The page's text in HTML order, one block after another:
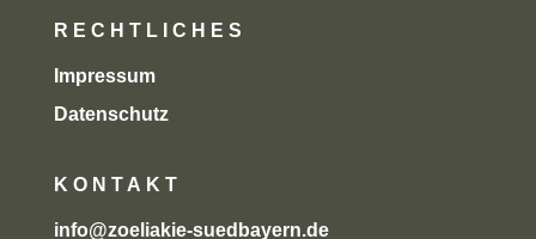
RECHTLICHES
Impressum
Datenschutz
KONTAKT
info@zoeliakie-suedbayern.de